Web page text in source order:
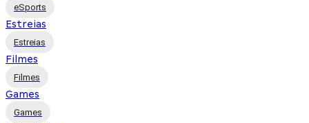
eSports
Estreias
Estreias
Filmes
Filmes
Games
Games